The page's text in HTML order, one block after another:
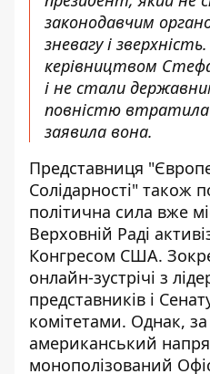
законодавчим
зневагу і
керівництвом
і не стали
повністю втратила
заявила вона.
Представниця
Солідарності" також
політична сила вже
Верховній Раді
Конгресом США.
онлайн-зустрічі з
представників і
комітетами. Однак, за
американський
монополізований